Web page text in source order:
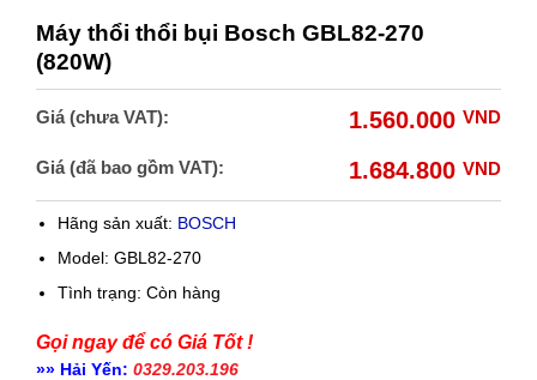
Máy thổi thổi bụi Bosch GBL82-270
(820W)
Giá (chưa VAT): 1.560.000 VND
Giá (đã bao gồm VAT): 1.684.800 VND
Hãng sản xuất: BOSCH
Model: GBL82-270
Tình trạng: Còn hàng
Gọi ngay để có Giá Tốt !
»» Hải Yến: 0329.203.196